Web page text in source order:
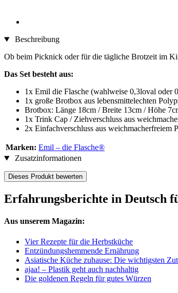
Beschreibung
Ob beim Picknick oder für die tägliche Brotzeit im
Das Set besteht aus:
1x Emil die Flasche (wahlweise 0,3loval oder
1x große Brotbox aus lebensmittelechten
Brotbox: Länge 18cm / Breite 13cm / Höhe
1x Trink Cap / Ziehverschluss aus
2x Einfachverschluss aus weichmacherfreiem
Marken: Emil – die Flasche®
Zusatzinformationen
Dieses Produkt bewerten
Erfahrungsberichte in Deutsch
Aus unserem Magazin:
Vier Rezepte für die Herbstküche
Entzündungshemmende Ernährung
Asiatische Küche zuhause: Die wichtigsten
ajaa! – Plastik geht auch nachhaltig
Die goldenen Regeln für gutes Würzen